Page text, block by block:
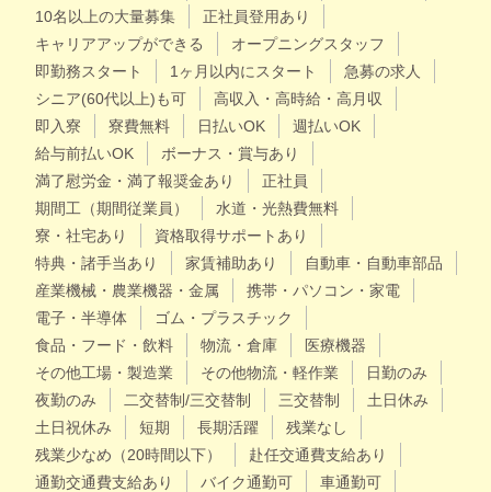
10名以上の大量募集
正社員登用あり
キャリアアップができる
オープニングスタッフ
即勤務スタート
1ヶ月以内にスタート
急募の求人
シニア(60代以上)も可
高収入・高時給・高月収
即入寮
寮費無料 日払いOK
週払いOK
給与前払いOK
ボーナス・賞与あり
満了慰労金・満了報奨金あり
正社員
期間工（期間従業員）
水道・光熱費無料
寮・社宅あり
資格取得サポートあり
特典・諸手当あり
家賃補助あり
自動車・自動車部品
産業機械・農業機器・金属
携帯・パソコン・家電
電子・半導体
ゴム・プラスチック
食品・フード・飲料
物流・倉庫
医療機器
その他工場・製造業
その他物流・軽作業
日勤のみ
夜勤のみ
二交替制/三交替制 三交替制
土日休み
土日祝休み
短期 長期活躍
残業なし
残業少なめ（20時間以下）
赴任交通費支給あり
通勤交通費支給あり
バイク通勤可
車通勤可